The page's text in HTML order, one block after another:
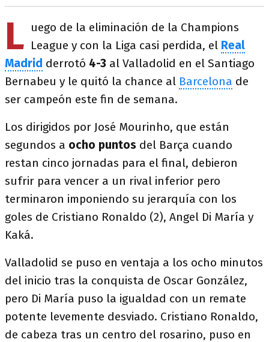
L uego de la eliminación de la Champions
League y con la Liga casi perdida, el Real
Madrid derrotó 4-3 al Valladolid en el Santiago
Bernabeu y le quitó la chance al Barcelona de
ser campeón este fin de semana.
Los dirigidos por José Mourinho, que están
segundos a ocho puntos del Barça cuando
restan cinco jornadas para el final, debieron
sufrir para vencer a un rival inferior pero
terminaron imponiendo su jerarquía con los
goles de Cristiano Ronaldo (2), Angel Di María y
Kaká.
Valladolid se puso en ventaja a los ocho minutos
del inicio tras la conquista de Oscar González,
pero Di María puso la igualdad con un remate
potente levemente desviado. Cristiano Ronaldo,
de cabeza tras un centro del rosarino, puso en